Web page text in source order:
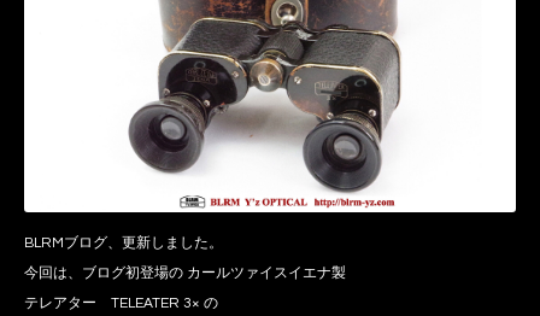
BLRMブログ、更新しました。
今回は、ブログ初登場の カールツァイスイエナ製
テレアター TELEATER 3× の